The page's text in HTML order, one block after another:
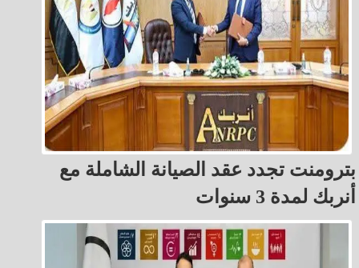
بترومنت تجدد عقد الصيانة الشاملة مع
أنربك لمدة 3 سنوات